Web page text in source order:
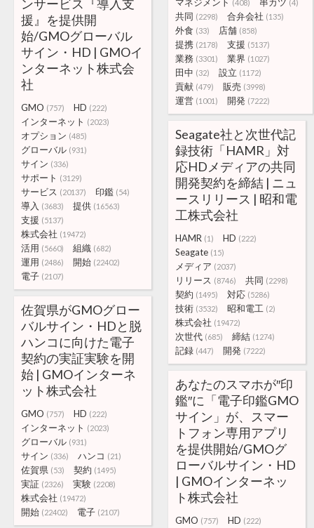
(408) (4)
共同 (2298) 合弁会社 (135)
外食 (33) 店舗 (858)
提携 (2178) 支援 (5137)
業務 (3301) 業界 (1027)
田中 (32) 設立 (1172)
貢献 (479) 販売 (3998)
運営 (1001) 開発 (7222)
ンサービス『導入支
援』を提供開
始/GMOグローバル
サイン・HD | GMOイ
ンターネット株式会
社
GMO (757) HD (222)
インターネット (2023)
オプション (485)
グローバル (931)
サイン (336)
サポート (3129)
サービス (20137) 印鑑 (54)
導入 (3683) 提供 (16563)
支援 (5137)
株式会社 (19472)
活用 (5660) 組織 (682)
運用 (2486) 開始 (22402)
電子 (2107)
Seagate社と次世代記
録技術「HAMR」対
応HDメディアの共同
開発契約を締結 | ニュ
ースリリース | 昭和電
工株式会社
HAMR (1) HD (222)
Seagate (15)
メディア (2037)
リリース (8746) 共同 (2298)
契約 (1495) 対応 (5286)
技術 (3532) 昭和電工 (2)
株式会社 (19472)
次世代 (685) 締結 (1274)
記録 (447) 開発 (7222)
佐賀県がGMOグロー
バルサイン・HDと脱
ハンコに向けた電子
契約の実証実験を開
始 | GMOインターネ
ット株式会社
GMO (757) HD (222)
インターネット (2023)
グローバル (931)
サイン (336) ハンコ (21)
佐賀県 (53) 契約 (1495)
実証 (2326) 実験 (2208)
株式会社 (19472)
開始 (22402) 電子 (2107)
あなたのスマホが″印
鑑″に「電子印鑑GMO
サイン」が、スマー
トフォン専用アプリ
を提供開始/GMOグ
ローバルサイン・HD
| GMOインターネッ
ト株式会社
GMO (757) HD (222)